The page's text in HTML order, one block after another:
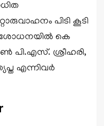
പിടി കൂടി
കെ
പി.എസ്. ശ്രീഹരി,
എന്നിവർ